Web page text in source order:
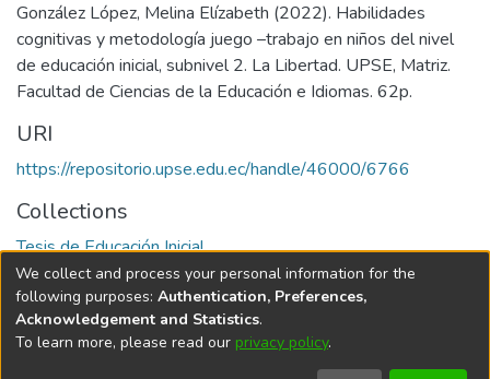
González López, Melina Elízabeth (2022). Habilidades
cognitivas y metodología juego –trabajo en niños del nivel
de educación inicial, subnivel 2. La Libertad. UPSE, Matriz.
Facultad de Ciencias de la Educación e Idiomas. 62p.
URI
https://repositorio.upse.edu.ec/handle/46000/6766
Collections
Tesis de Educación Inicial
Full item page
DSpace softwarecopyright © 2002-2026
We collect and process your personal information for the
following purposes: Authentication, Preferences,
Acknowledgement and Statistics.
To learn more, please read our privacy policy.